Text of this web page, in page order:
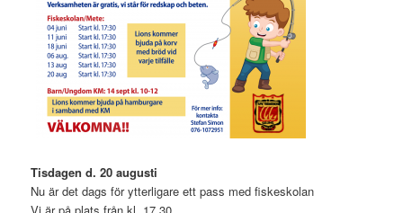
Tisdagen d. 20 augusti
Nu är det dags för ytterligare ett pass med fiskeskolan